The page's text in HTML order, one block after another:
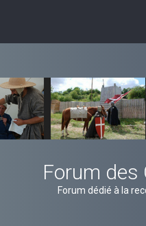
Forum des
Forum dédié à la